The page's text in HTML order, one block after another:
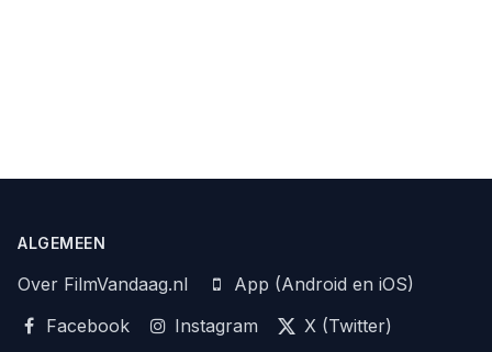
ALGEMEEN
Over FilmVandaag.nl
App (Android en iOS)
Facebook
Instagram
X (Twitter)